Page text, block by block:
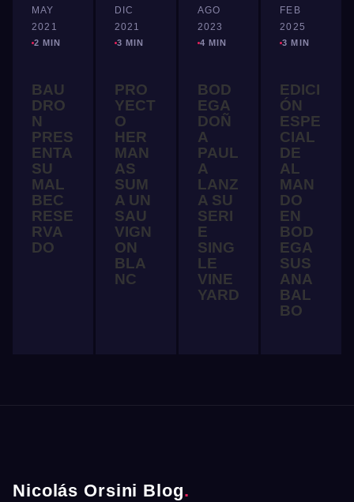
MAY
2021
2 MIN
BAU
DRO
N
PRES
ENTA
SU
MAL
BEC
RESE
RVA
DO
DIC
2021
3 MIN
PRO
YECT
O
HER
MAN
AS
SUM
A UN
SAU
VIGN
ON
BLA
NC
AGO
2023
4 MIN
BOD
EGA
DOÑ
A
PAUL
A
LANZ
A SU
SERI
E
SING
LE
VINE
YARD
FEB
2025
3 MIN
EDICI
ÓN
ESPE
CIAL
DE
AL
MAN
DO
EN
BOD
EGA
SUS
ANA
BAL
BO
Nicolás Orsini Blog.